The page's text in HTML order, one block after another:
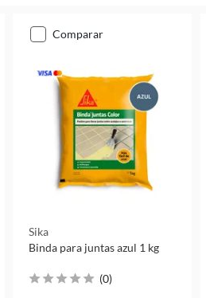
comparar
Sika
Binda para juntas azul 1 kg
(0)